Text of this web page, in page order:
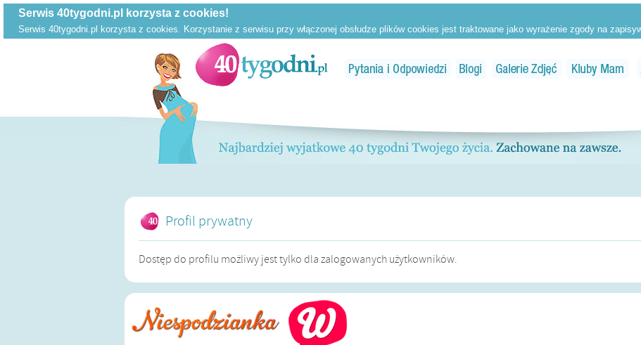
Profil prywatny
Dostęp do profilu możliwy jest tylko dla zalogowanych użytkowników.